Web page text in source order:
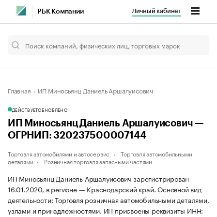
РБК Компании Личный кабинет
Главная ИП Миносьянц Даниель Аршалуисович
ДЕЙСТВУЕТОБНОВЛЕНО
ИП Миносьянц Даниель Аршалуисович —
ОГРНИП: 320237500007144
Торговля автомобилями и автосервис
Торговля автомобильными
деталями
Розничная торговля запасными частями
ИП Миносьянц Даниель Аршалуисович зарегистрирован
16.01.2020, в регионе — Краснодарский край. Основной вид
деятельности: Торговля розничная автомобильными деталями,
узлами и принадлежностями. ИП присвоены реквизиты ИНН: